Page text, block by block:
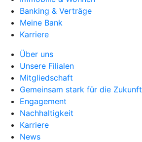
Banking & Verträge
Meine Bank
Karriere
Über uns
Unsere Filialen
Mitgliedschaft
Gemeinsam stark für die Zukunft
Engagement
Nachhaltigkeit
Karriere
News